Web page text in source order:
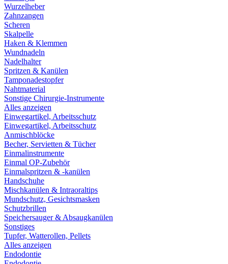
Wurzelheber
Zahnzangen
Scheren
Skalpelle
Haken & Klemmen
Wundnadeln
Nadelhalter
Spritzen & Kanülen
Tamponadestopfer
Nahtmaterial
Sonstige Chirurgie-Instrumente
Alles anzeigen
Einwegartikel, Arbeitsschutz
Einwegartikel, Arbeitsschutz
Anmischblöcke
Becher, Servietten & Tücher
Einmalinstrumente
Einmal OP-Zubehör
Einmalspritzen & -kanülen
Handschuhe
Mischkanülen & Intraoraltips
Mundschutz, Gesichtsmasken
Schutzbrillen
Speichersauger & Absaugkanülen
Sonstiges
Tupfer, Watterollen, Pellets
Alles anzeigen
Endodontie